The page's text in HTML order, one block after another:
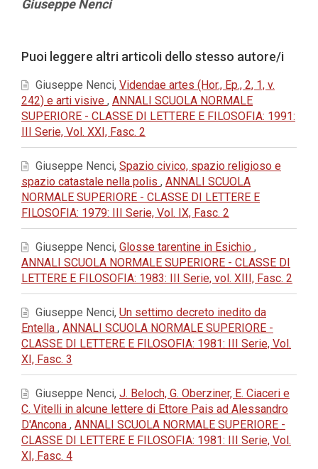
Giuseppe Nenci
dell'articolo
Puoi leggere altri articoli dello stesso autore/i
Giuseppe Nenci, Videndae artes (Hor., Ep., 2, 1, v.
242) e arti visive , ANNALI SCUOLA NORMALE
SUPERIORE - CLASSE DI LETTERE E FILOSOFIA: 1991:
III Serie, Vol. XXI, Fasc. 2
Giuseppe Nenci, Spazio civico, spazio religioso e
spazio catastale nella polis , ANNALI SCUOLA
NORMALE SUPERIORE - CLASSE DI LETTERE E
FILOSOFIA: 1979: III Serie, Vol. IX, Fasc. 2
Giuseppe Nenci, Glosse tarentine in Esichio ,
ANNALI SCUOLA NORMALE SUPERIORE - CLASSE DI
LETTERE E FILOSOFIA: 1983: III Serie, vol. XIII, Fasc. 2
Giuseppe Nenci, Un settimo decreto inedito da
Entella , ANNALI SCUOLA NORMALE SUPERIORE -
CLASSE DI LETTERE E FILOSOFIA: 1981: III Serie, Vol.
XI, Fasc. 3
Giuseppe Nenci, J. Beloch, G. Oberziner, E. Ciaceri e
C. Vitelli in alcune lettere di Ettore Pais ad Alessandro
D'Ancona , ANNALI SCUOLA NORMALE SUPERIORE -
CLASSE DI LETTERE E FILOSOFIA: 1981: III Serie, Vol.
XI, Fasc. 4